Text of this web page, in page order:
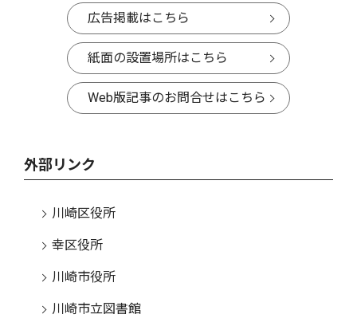
広告掲載はこちら
紙面の設置場所はこちら
Web版記事のお問合せはこちら
外部リンク
川崎区役所
幸区役所
川崎市役所
川崎市立図書館